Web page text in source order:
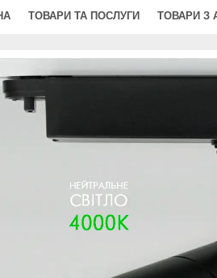
ТОВАРИ ТА ПОСЛУГИ ТОВАРИ З